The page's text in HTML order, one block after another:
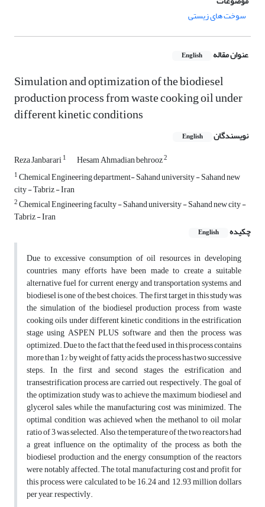
سوخت های زیستی
عنوان مقاله English
Simulation and optimization of the biodiesel
production process from waste cooking oil under
different kinetic conditions
نویسندگان English
Reza Janbarari1 Hesam Ahmadian behrooz2
1Chemical Engineering department- Sahand university - Sahand new
city - Tabriz - Iran
2Chemical Engineering faculty - Sahand university - Sahand new city -
Tabriz - Iran
چکیده
English
Due to excessive consumption of oil resources in developing
countries, many efforts have been made to create a suitable
alternative fuel for current energy and transportation systems, and
biodiesel is one of the best choices. The first target in this study was
the simulation of the biodiesel production process from waste
cooking oils under different kinetic conditions in the estrification
stage using ASPEN PLUS software and then the process was
optimized. Due to the fact that the feed used in this process contains
more than 1% by weight of fatty acids, the process has two successive
steps. In the first and second stages the estrification and
transestrification process are carried out, respectively. The goal of
the optimization study was to achieve the maximum biodiesel and
glycerol sales while the manufacturing cost was minimized. The
optimal condition was achieved when the methanol to oil molar
ratio of 3 was selected. Also, the temperature of the two reactors had
a great influence on the optimality of the process, as both the
biodiesel production and the energy consumption of the reactors
were notably affected. The total manufacturing cost and profit for
this process were calculated to be 16.24 and 12.93 million dollars
per year, respectivly.